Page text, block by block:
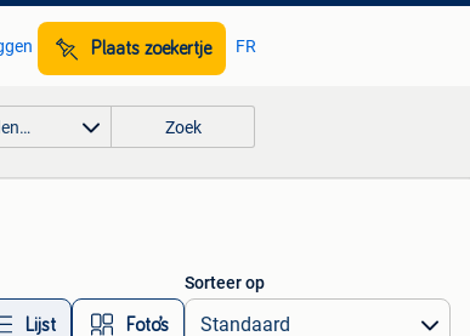
Plaats zoekertje FR
Zoek
Lijst Foto’s
Sorteer op